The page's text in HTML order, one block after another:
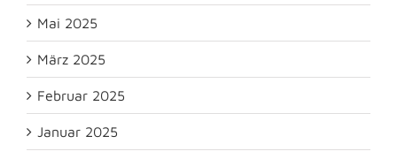
Mai 2025
März 2025
Februar 2025
Januar 2025